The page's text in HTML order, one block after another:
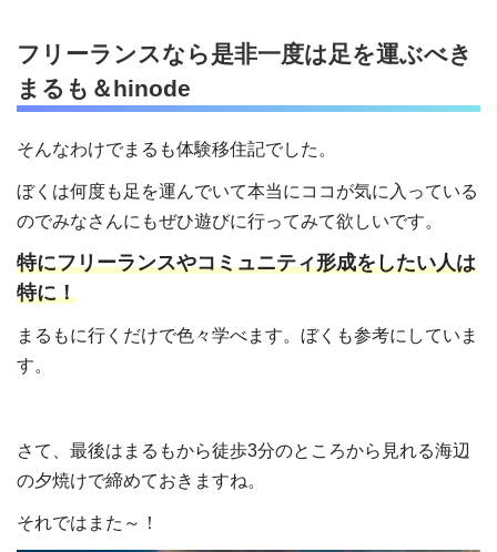
フリーランスなら是非一度は足を運ぶべき
まるも＆hinode
そんなわけでまるも体験移住記でした。
ぼくは何度も足を運んでいて本当にココが気に入っている
のでみなさんにもぜひ遊びに行ってみて欲しいです。
特にフリーランスやコミュニティ形成をしたい人は
特に！
まるもに行くだけで色々学べます。ぼくも参考にしていま
す。
さて、最後はまるもから徒歩3分のところから見れる海辺
の夕焼けで締めておきますね。
それではまた～！